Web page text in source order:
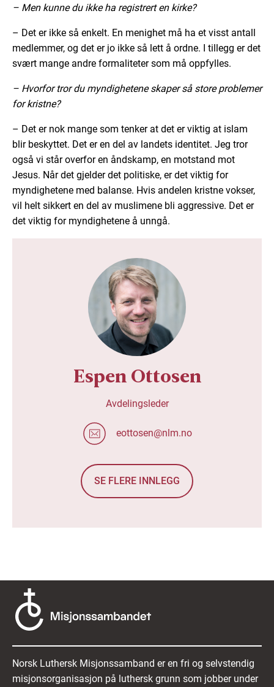
– Men kunne du ikke ha registrert en kirke?
– Det er ikke så enkelt. En menighet må ha et visst antall
medlemmer, og det er jo ikke så lett å ordne. I tillegg er det
svært mange andre formaliteter som må oppfylles.
– Hvorfor tror du myndighetene skaper så store problemer
for kristne?
– Det er nok mange som tenker at det er viktig at islam
blir beskyttet. Det er en del av landets identitet. Jeg tror
også vi står overfor en åndskamp, en motstand mot
Jesus. Når det gjelder det politiske, er det viktig for
myndighetene med balanse. Hvis andelen kristne vokser,
vil helt sikkert en del av muslimene bli aggressive. Det er
det viktig for myndighetene å unngå.
Espen Ottosen
Avdelingsleder
eottosen@nlm.no
SE FLERE INNLEGG
Norsk Luthersk Misjonssamband er en fri og selvstendig
misjonsorganisasjon på luthersk grunn som jobber under